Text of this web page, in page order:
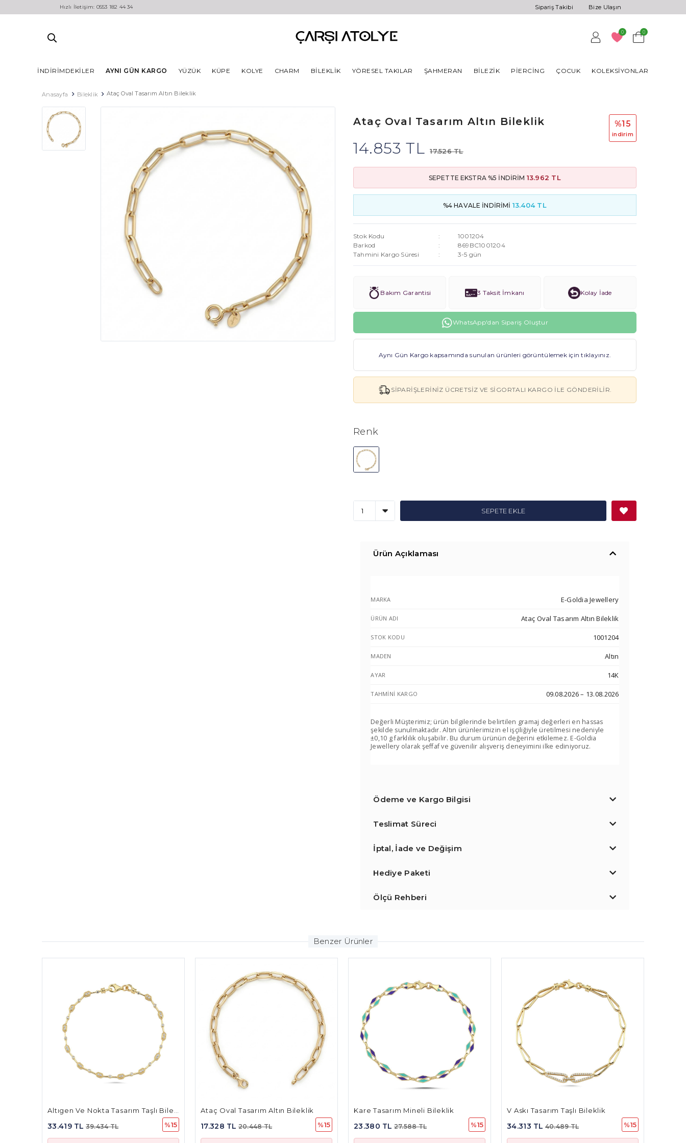
Hızlı İletişim: 0553 182 44 34 Sipariş Takibi Bize Ulaşın
0 0
İNDIRIMDEKILER AYNI GÜN KARGO YÜZÜK KÜPE KOLYE CHARM BILEKLIK YÖRESEL TAKILAR ŞAHMERAN BILEZIK PIERCING ÇOCUK KOLEKSIYONLAR
Anasayfa Bileklik Ataç Oval Tasarım Altın Bileklik
Ataç Oval Tasarım Altın Bileklik
14.853 TL 17.526 TL
%15
i̇ndi̇ri̇m
SEPETTE EKSTRA %5 İNDİRİM 13.962 TL
%4 HAVALE İNDİRİMİ 13.404 TL
Stok Kodu
1001204
Barkod
869BC1001204
Tahmini Kargo Süresi
3-5 gün
Bakım Garantisi 3 Taksit İmkanı Kolay İade
WhatsApp'dan Sipariş Oluştur
Aynı Gün Kargo kapsamında sunulan ürünleri görüntülemek için tıklayınız.
SIPARIŞLERINIZ ÜCRETSIZ VE SIGORTALI KARGO ILE GÖNDERILIR.
Renk
SEPETE EKLE
Ürün Açıklaması
MARKA E-Goldia Jewellery
ÜRÜN ADI Ataç Oval Tasarım Altın Bileklik
STOK KODU 1001204
MADEN Altın
AYAR 14K
TAHMINI KARGO 09.08.2026 – 13.08.2026
Değerli Müşterimiz; ürün bilgilerinde belirtilen gramaj değerleri en hassas
şekilde sunulmaktadır. Altın ürünlerimizin el işçiliğiyle üretilmesi nedeniyle
±0,10 g farklılık oluşabilir. Bu durum ürünün değerini etkilemez. E-Goldia
Jewellery olarak şeffaf ve güvenilir alışveriş deneyimini ilke ediniyoruz.
Ödeme ve Kargo Bilgisi
Teslimat Süreci
İptal, İade ve Değişim
Hediye Paketi
Ölçü Rehberi
Benzer Ürünler
Ataç Oval Tasarım Altın Bileklik
17.328 TL 20.448 TL
Kare Tasarım Mineli Bileklik
23.380 TL 27.588 TL
V Askı Tasarım Taşlı Bileklik
34.313 TL 40.489 TL
Yıldız Kare Tasarım Taşlı Bileklik
34.244 TL 40.408 TL